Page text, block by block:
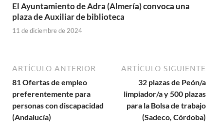
El Ayuntamiento de Adra (Almería) convoca una
plaza de Auxiliar de biblioteca
11 de diciembre de 2024
ARTÍCULO ANTERIOR
81 Ofertas de empleo
preferentemente para
personas con discapacidad
(Andalucía)
ARTÍCULO SIGUIENTE
32 plazas de Peón/a
limpiador/a y 500 plazas
para la Bolsa de trabajo
(Sadeco, Córdoba)